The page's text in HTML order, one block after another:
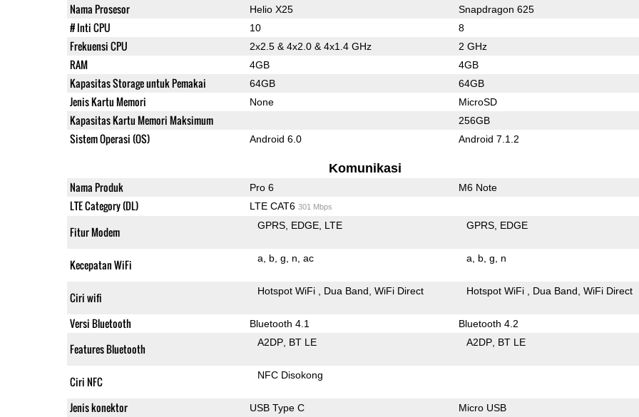
Nama Prosesor Helio X25 Snapdragon 625
# Inti CPU 10 8
Frekuensi CPU 2x2.5 & 4x2.0 & 4x1.4 GHz 2 GHz
RAM 4GB 4GB
Kapasitas Storage untuk Pemakai 64GB 64GB
Jenis Kartu Memori None MicroSD
Kapasitas Kartu Memori Maksimum 256GB
Sistem Operasi (OS) Android 6.0 Android 7.1.2
Komunikasi
Nama Produk Pro 6 M6 Note
LTE Category (DL) LTE CAT6 301 Mbps
Fitur Modem GPRS EDGE LTE GPRS EDGE
Kecepatan WiFi a b g n ac a b g n
Ciri wifi Hotspot WiFi Dua Band WiFi Direct Hotspot WiFi Dua Band WiFi Direct
Versi Bluetooth Bluetooth 4.1 Bluetooth 4.2
Features Bluetooth A2DP BT LE A2DP BT LE
Ciri NFC NFC Disokong
Jenis konektor USB Type C Micro USB